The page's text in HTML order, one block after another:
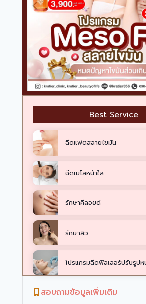
Best Service
ฉีดแฟตสลายไขมัน
ฉีดเมโสหน้าใส
รักษาคีลอยด์
รักษาสิว
โปรแกรมฉีดฟิลเลอร์ปรับรูปห
สอบถามข้อมูลเพิ่มเติม